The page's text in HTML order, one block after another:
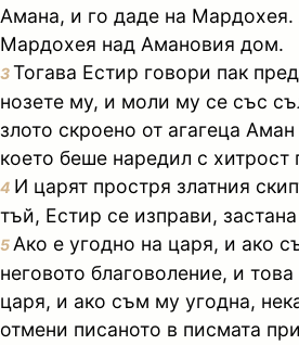
Амана, и го даде на Мардохея.
Мардохея над Амановия дом.
3Тогава Естир говори пак
нозете му, и моли му се със
злото скроено от агагеца
което беше наредил с хитрост
4 И царят простря златния
тъй, Естир се изправи,
5 Ако е угодно на царя, и ако
неговото благоволение, и
царя, и ако съм му угодна,
отмени писаното в писмата